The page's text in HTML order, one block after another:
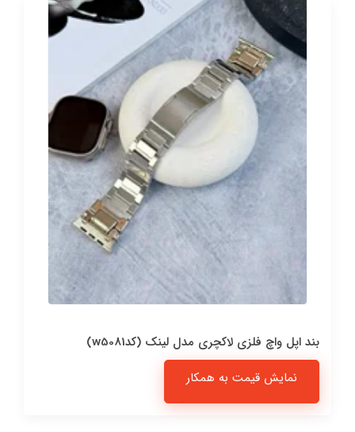
بند اپل واچ فلزی لاکچری مدل لینک (کدw5081)
نمایش قیمت به همکار